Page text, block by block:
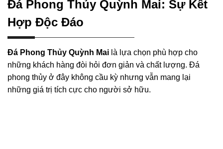
Đá Phong Thủy Quỳnh Mai: Sự Kết
Hợp Độc Đáo
Đá Phong Thủy Quỳnh Mai là lựa chọn phù hợp cho
những khách hàng đòi hỏi đơn giản và chất lượng. Đá
phong thủy ở đây không cầu kỳ nhưng vẫn mang lại
những giá trị tích cực cho người sở hữu.